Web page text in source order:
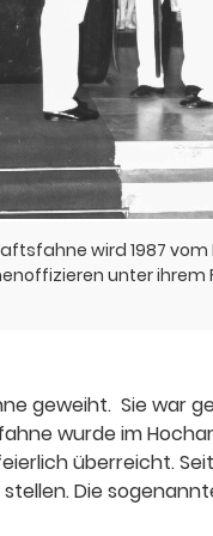
wird 1987
unter
geweiht. Sie war
wurde im
überreicht.
Die